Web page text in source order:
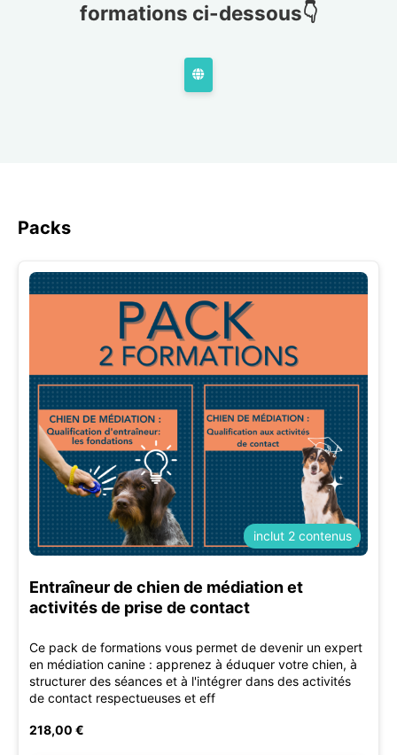
formations ci-dessous👇
Packs
inclut 2 contenus
Entraîneur de chien de médiation et
activités de prise de contact
Ce pack de formations vous permet de devenir un expert
en médiation canine : apprenez à éduquer votre chien, à
structurer des séances et à l'intégrer dans des activités
de contact respectueuses et eff
218,00 €